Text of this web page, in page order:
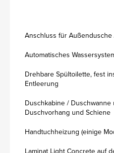
Anschluss für Außendusche
Automatisches
Drehbare Spültoilette, fest
Entleerung
Duschkabine /
Duschvorhang und Schiene
Handtuchheizung (einige